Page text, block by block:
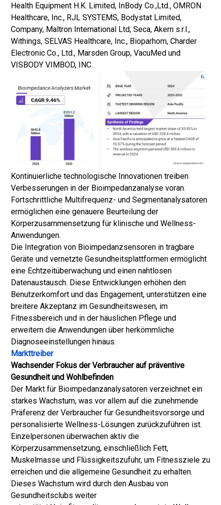
Health Equipment H.K. Limited, InBody Co.,Ltd., OMRON
Healthcare, Inc., RJL SYSTEMS, Bodystat Limited,
Company, Maltron International Ltd, Seca, Akern s.r.l.,
Withings, SELVAS Healthcare, Inc., Bioparhom, Charder
Electronic Co., Ltd., Marsden Group, VacuMed und
VISBODY VIMBOD, INC.
Kontinuierliche technologische Innovationen treiben
Verbesserungen in der Bioimpedanzanalyse voran.
Fortschrittliche Multifrequenz- und Segmentanalysatoren
ermöglichen eine genauere Beurteilung der
Körperzusammensetzung für klinische und Wellness-
Anwendungen.
Die Integration von Bioimpedanzsensoren in tragbare
Geräte und vernetzte Gesundheitsplattformen ermöglicht
eine Echtzeitüberwachung und einen nahtlosen
Datenaustausch. Diese Entwicklungen erhöhen den
Benutzerkomfort und das Engagement, unterstützen eine
breitere Akzeptanz im Gesundheitswesen, im
Fitnessbereich und in der häuslichen Pflege und
erweitern die Anwendungen über herkömmliche
Diagnoseeinstellungen hinaus.
Markttreiber
Wachsender Fokus der Verbraucher auf präventive
Gesundheit und Wohlbefinden
Der Markt für Bioimpedanzanalysatoren verzeichnet ein
starkes Wachstum, was vor allem auf die zunehmende
Präferenz der Verbraucher für Gesundheitsvorsorge und
personalisierte Wellness-Lösungen zurückzuführen ist.
Einzelpersonen überwachen aktiv die
Körperzusammensetzung, einschließlich Fett,
Muskelmasse und Flüssigkeitszufuhr, um Fitnessziele zu
erreichen und die allgemeine Gesundheit zu erhalten.
Dieses Wachstum wird durch den Ausbau von
Gesundheitsclubs weiter